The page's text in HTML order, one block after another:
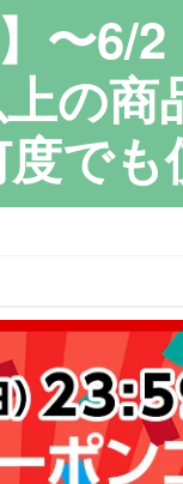
〜6/
の商
でも